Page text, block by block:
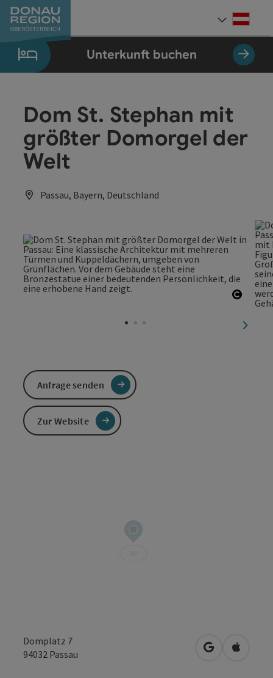
Zum Inhalt
Zur Navigation
Zum Seitenanfang
Zur Kontaktseite
Zum Impressum
Zur Startseite
Unterkunft buchen
Dom St. Stephan mit
größter Domorgel der
Welt
Passau, Bayern, Deutschland
Domplatz 7
94032 Passau in Google
in
Anfrage senden
Zur Website